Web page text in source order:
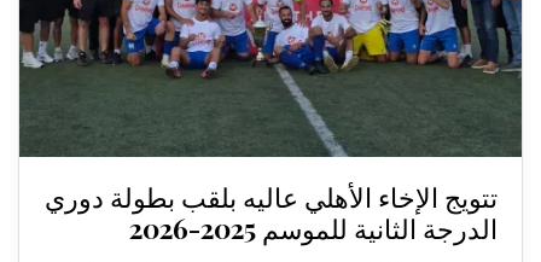
تتويج الإخاء الأهلي عاليه بلقب بطولة دوري
الدرجة الثانية للموسم 2025-2026